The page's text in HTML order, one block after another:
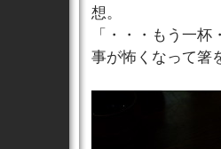
想。
「・・・もう一
事が怖くなって箸